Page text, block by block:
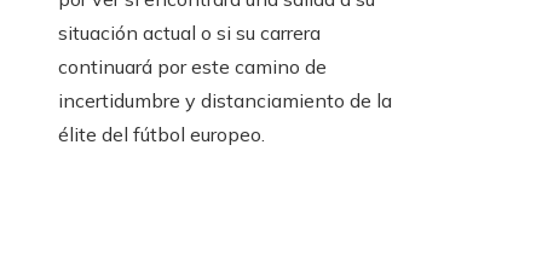
situación actual o si su carrera
continuará por este camino de
incertidumbre y distanciamiento de la
élite del fútbol europeo.